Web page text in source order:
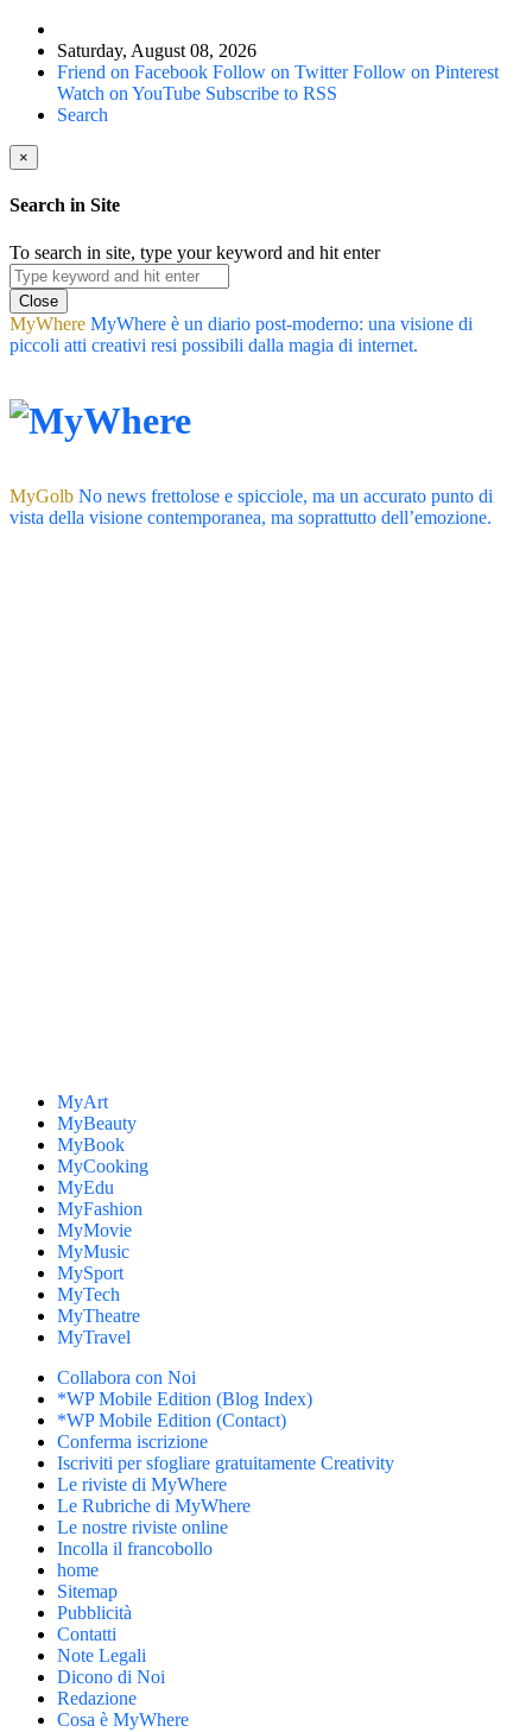
Saturday, August 08, 2026
Friend on Facebook Follow on Twitter Follow on Pinterest
Watch on YouTube Subscribe to RSS
Search
×
Search in Site
To search in site, type your keyword and hit enter
Close
MyWhere MyWhere è un diario post-moderno: una visione di
piccoli atti creativi resi possibili dalla magia di internet.
MyGolb No news frettolose e spicciole, ma un accurato punto di
vista della visione contemporanea, ma soprattutto dell’emozione.
MyArt
MyBeauty
MyBook
MyCooking
MyEdu
MyFashion
MyMovie
MyMusic
MySport
MyTech
MyTheatre
MyTravel
Collabora con Noi
*WP Mobile Edition (Blog Index)
*WP Mobile Edition (Contact)
Conferma iscrizione
Iscriviti per sfogliare gratuitamente Creativity
Le riviste di MyWhere
Le Rubriche di MyWhere
Le nostre riviste online
Incolla il francobollo
home
Sitemap
Pubblicità
Contatti
Note Legali
Dicono di Noi
Redazione
Cosa è MyWhere